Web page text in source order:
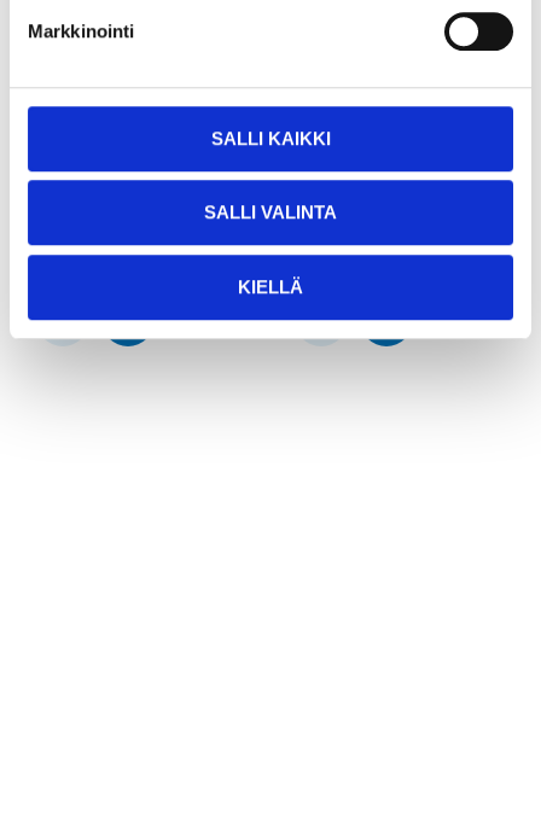
Markkinointi
SALLI KAIKKI
SALLI VALINTA
KIELLÄ
Stödbenskloss, 4-pack
Säljs ej online
15
Däckplatta, 2-pack
37-375
Säljs ej online